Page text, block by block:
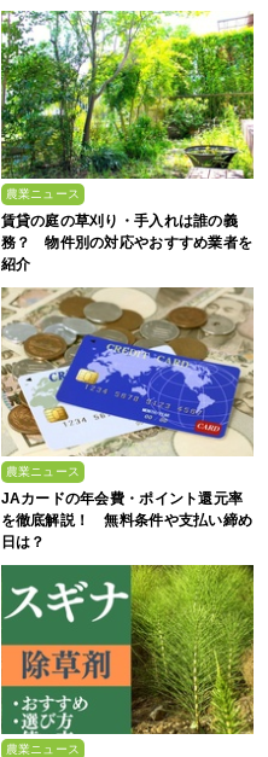
農業ニュース
賃貸の庭の草刈り・手入れは誰の義
務？ 物件別の対応やおすすめ業者を
紹介
農業ニュース
JAカードの年会費・ポイント還元率
を徹底解説！ 無料条件や支払い締め
日は？
農業ニュース